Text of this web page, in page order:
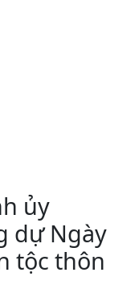
ủy
dự Ngày
tộc thôn